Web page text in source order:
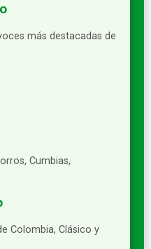
más destacadas de
Cumbias,
Colombia, Clásico y